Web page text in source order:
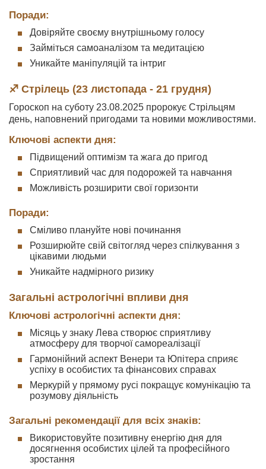
Поради:
Довіряйте своєму внутрішньому голосу
Займіться самоаналізом та медитацією
Уникайте маніпуляцій та інтриг
♐ Стрілець (23 листопада - 21 грудня)
Гороскоп на суботу 23.08.2025 пророкує Стрільцям
день, наповнений пригодами та новими можливостями.
Ключові аспекти дня:
Підвищений оптимізм та жага до пригод
Сприятливий час для подорожей та навчання
Можливість розширити свої горизонти
Поради:
Сміливо плануйте нові починання
Розширюйте свій світогляд через спілкування з
цікавими людьми
Уникайте надмірного ризику
Загальні астрологічні впливи дня
Ключові астрологічні аспекти дня:
Місяць у знаку Лева створює сприятливу
атмосферу для творчої самореалізації
Гармонійний аспект Венери та Юпітера сприяє
успіху в особистих та фінансових справах
Меркурій у прямому русі покращує комунікацію та
розумову діяльність
Загальні рекомендації для всіх знаків:
Використовуйте позитивну енергію дня для
досягнення особистих цілей та професійного
зростання